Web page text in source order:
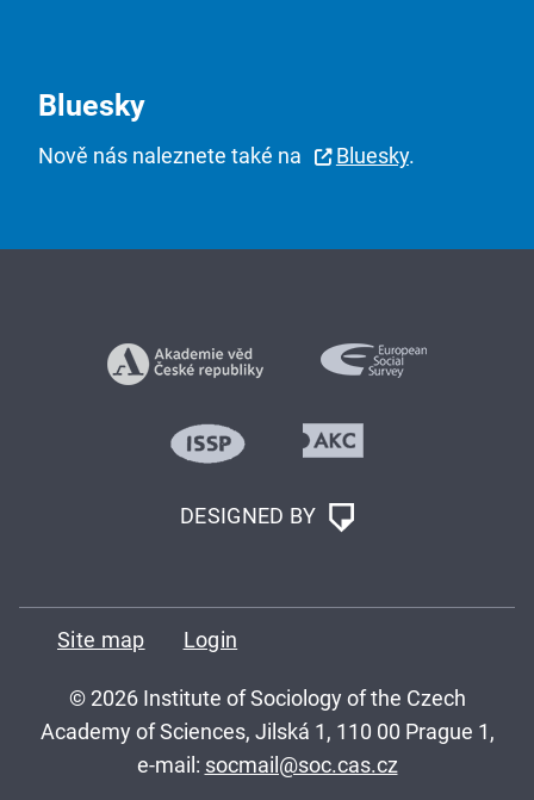
Bluesky
Nově nás naleznete také na Bluesky.
DESIGNED BY
Site map Login
© 2026 Institute of Sociology of the Czech
Academy of Sciences, Jilská 1, 110 00 Prague 1,
e-mail: socmail@soc.cas.cz